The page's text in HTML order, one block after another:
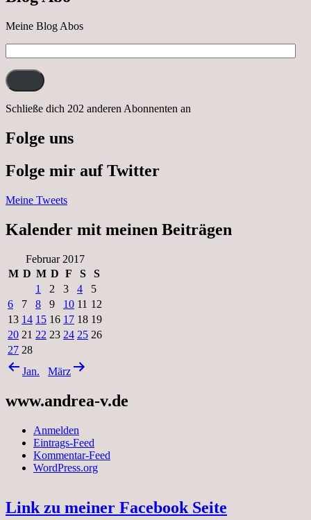
Meine Blog Abos
Mail-
Adresse:
Schließe dich 202 anderen Abonnenten an
Folge uns
Folge mir auf Twitter
Meine Tweets
Kalender mit meinen Beiträgen
Februar 2017
M D M D F S
S
1
2 3 4
5
6
7 8 9 10 11 12
13 14 15 16 17 18 19
20 21 22 23 24 25 26
27 28
Jan.
März
www.andrea-v.de
Anmelden
Eintrags-Feed
Kommentar-Feed
WordPress.org
Link zu meiner Facebook Seite